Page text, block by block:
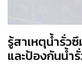
รู้สาเหตุน้ำรั่ว
และป้องกันน้ำ